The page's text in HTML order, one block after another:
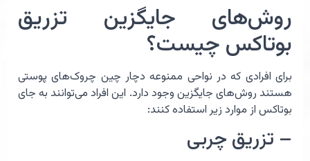
روش‌های جایگزین تزریق
بوتاکس چیست؟
برای افرادی که در نواحی ممنوعه دچار چین چروک‌های پوستی
هستند روش‌های جایگزین وجود دارد. این افراد می‌توانند به جای
بوتاکس از موارد زیر استفاده کنند:
– تزریق چربی